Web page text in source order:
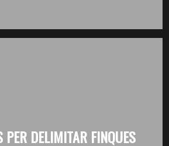
PER DELIMITAR FINQUES